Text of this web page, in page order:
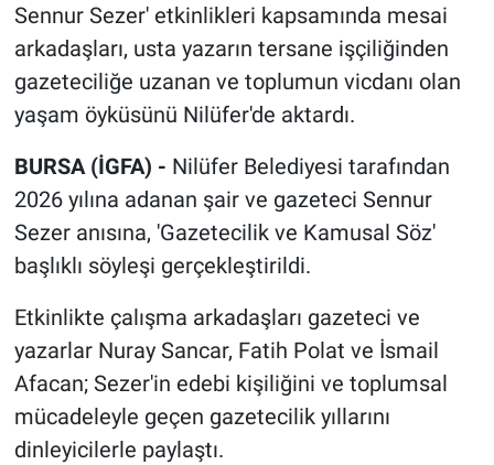
Sennur Sezer' etkinlikleri kapsamında mesai
arkadaşları, usta yazarın tersane işçiliğinden
gazeteciliğe uzanan ve toplumun vicdanı olan
yaşam öyküsünü Nilüfer'de aktardı.
BURSA (İGFA) - Nilüfer Belediyesi tarafından
2026 yılına adanan şair ve gazeteci Sennur
Sezer anısına, 'Gazetecilik ve Kamusal Söz'
başlıklı söyleşi gerçekleştirildi.
Etkinlikte çalışma arkadaşları gazeteci ve
yazarlar Nuray Sancar, Fatih Polat ve İsmail
Afacan; Sezer'in edebi kişiliğini ve toplumsal
mücadeleyle geçen gazetecilik yıllarını
dinleyicilerle paylaştı.